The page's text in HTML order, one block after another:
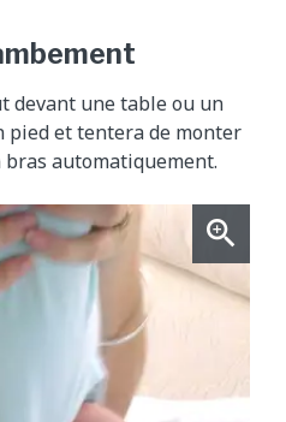
devant une table ou un
pied et tentera de monter
automatiquement.